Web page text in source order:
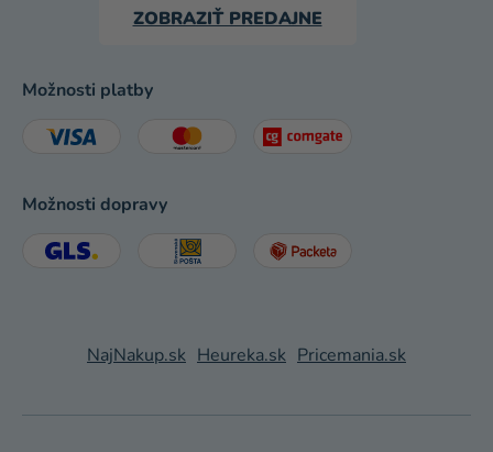
ZOBRAZIŤ PREDAJNE
Možnosti platby
Možnosti dopravy
NajNakup.sk Heureka.sk Pricemania.sk